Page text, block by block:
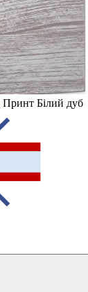
Принт Білий дуб